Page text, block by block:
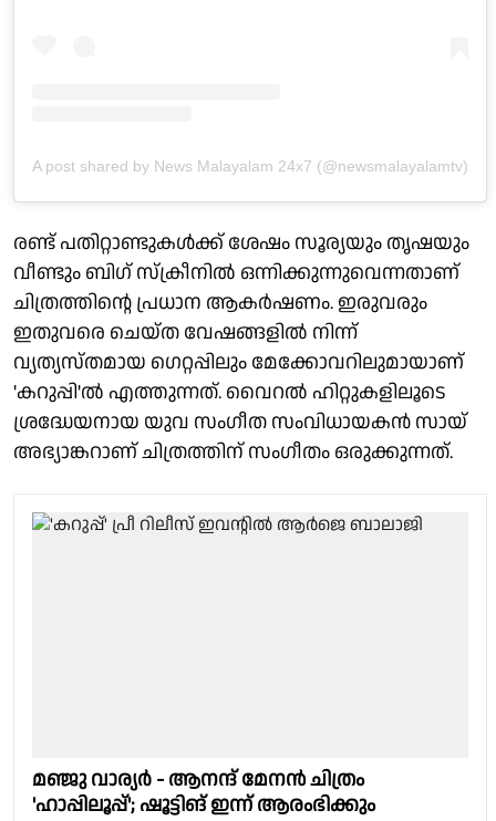
A post shared by News Malayalam 24x7 (@newsmalayalamtv)
രണ്ട് പതിറ്റാണ്ടുകൾക്ക് ശേഷം സൂര്യയും തൃഷയും
വീണ്ടും ബിഗ് സ്ക്രീനിൽ ഒന്നിക്കുന്നുവെന്നതാണ്
ചിത്രത്തിന്റെ പ്രധാന ആകർഷണം. ഇരുവരും
ഇതുവരെ ചെയ്ത വേഷങ്ങളിൽ നിന്ന്
വ്യത്യസ്തമായ ഗെറ്റപ്പിലും മേക്കോവറിലുമായാണ്
'കറുപ്പി'ൽ എത്തുന്നത്. വൈറൽ ഹിറ്റുകളിലൂടെ
ശ്രദ്ധേയനായ യുവ സംഗീത സംവിധായകൻ സായ്
അഭ്യാങ്കറാണ് ചിത്രത്തിന് സംഗീതം ഒരുക്കുന്നത്.
മഞ്ജു വാര്യർ - ആനന്ദ് മേനൻ ചിത്രം
'ഹാപ്പിലൂപ്പ്'; ഷൂട്ടിങ് ഇന്ന് ആരംഭിക്കും